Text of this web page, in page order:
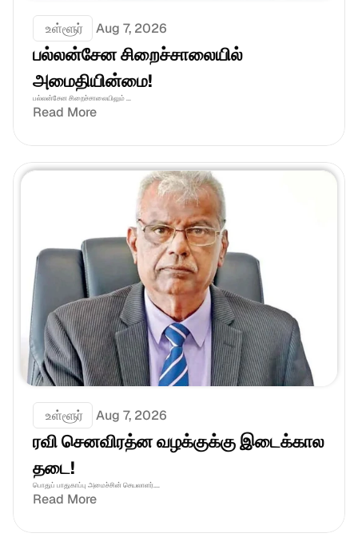
உள்ளூர் Aug 7, 2026
பல்லன்சேன சிறைச்சாலையில்
அமைதியின்மை!
பல்லன்சேன சிறைச்சாலையிலும் ...
Read More
உள்ளூர் Aug 7, 2026
ரவி செனவிரத்ன வழக்குக்கு இடைக்கால
தடை!
பொதுப் பாதுகாப்பு அமைச்சின் செயலாளர்....
Read More